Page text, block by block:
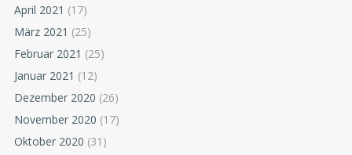
April 2021 (17)
März 2021 (25)
Februar 2021 (25)
Januar 2021 (12)
Dezember 2020 (26)
November 2020 (17)
Oktober 2020 (31)